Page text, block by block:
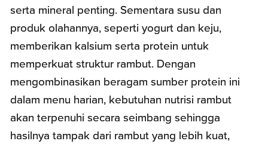
serta mineral penting. Sementara susu dan
produk olahannya, seperti yogurt dan keju,
memberikan kalsium serta protein untuk
memperkuat struktur rambut. Dengan
mengombinasikan beragam sumber protein ini
dalam menu harian, kebutuhan nutrisi rambut
akan terpenuhi secara seimbang sehingga
hasilnya tampak dari rambut yang lebih kuat,